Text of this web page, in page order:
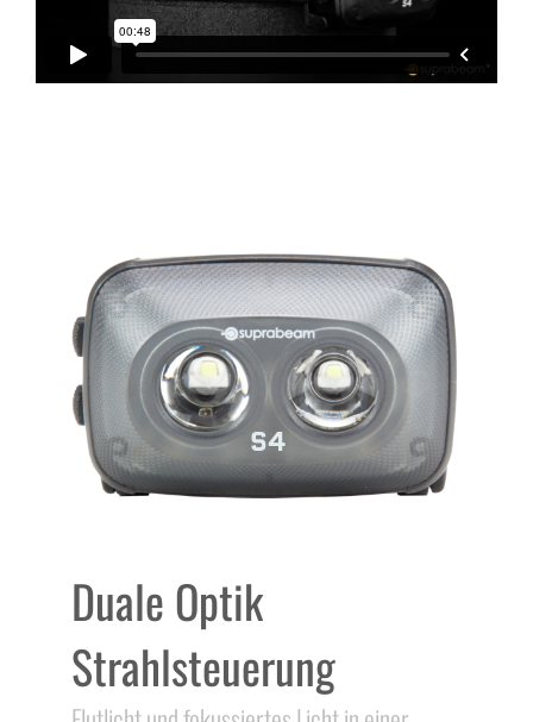
Duale Optik
Strahlsteuerung